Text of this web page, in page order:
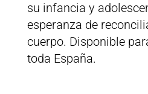
su infancia y
esperanza de
cuerpo. Disponible
toda España.